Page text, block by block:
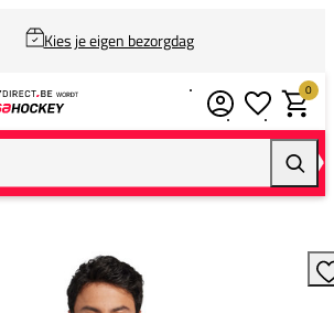
Kies je eigen bezorgdag
0